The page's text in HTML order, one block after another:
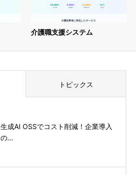
介護職支援システム
トピックス
生成AI OSSでコスト削減！企業導入
の...